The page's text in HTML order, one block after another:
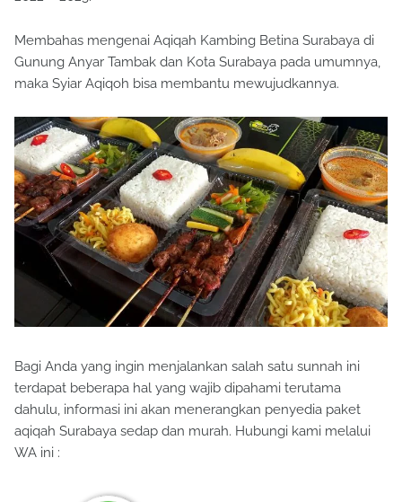
Membahas mengenai Aqiqah Kambing Betina Surabaya di
Gunung Anyar Tambak dan Kota Surabaya pada umumnya,
maka Syiar Aqiqoh bisa membantu mewujudkannya.
Bagi Anda yang ingin menjalankan salah satu sunnah ini
terdapat beberapa hal yang wajib dipahami terutama
dahulu, informasi ini akan menerangkan penyedia paket
aqiqah Surabaya sedap dan murah. Hubungi kami melalui
WA ini :